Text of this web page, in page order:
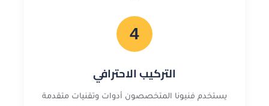
4
التركيب الاحترافي
يستخدم فنيونا المتخصصون أدوات وتقنيات متقدمة